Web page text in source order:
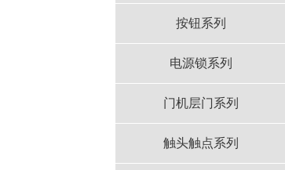
按钮系列
电源锁系列
门机层门系列
触头触点系列